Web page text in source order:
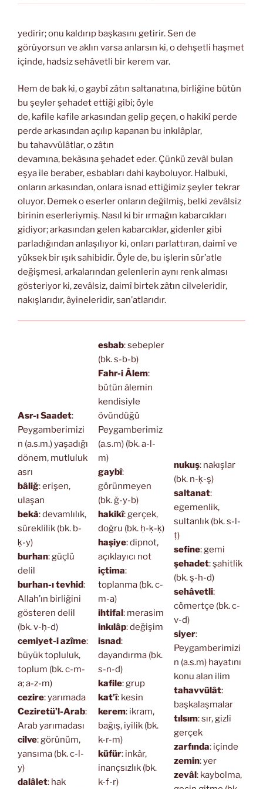
yedirir; onu kaldırıp başkasını getirir. Sen de
görüyorsun ve aklın varsa anlarsın ki, o dehşetli haşmet
içinde, hadsiz sehâvetli bir kerem var.
Hem de bak ki, o gaybî zâtın saltanatına, birliğine bütün
bu şeyler şehadet ettiği gibi; öyle
de, kafile kafile arkasından gelip geçen, o hakikî perde
perde arkasından açılıp kapanan bu inkılâplar,
bu tahavvülâtlar, o zâtın
devamına, bekàsına şehadet eder. Çünkü zevâl bulan
eşya ile beraber, esbabları dahi kayboluyor. Halbuki,
onların arkasından, onlara isnad ettiğimiz şeyler tekrar
oluyor. Demek o eserler onların değilmiş, belki zevâlsiz
birinin eserleriymiş. Nasıl ki bir ırmağın kabarcıkları
gidiyor; arkasından gelen kabarcıklar, gidenler gibi
parladığından anlaşılıyor ki, onları parlattıran, daimî ve
yüksek bir ışık sahibidir. Öyle de, bu işlerin sür’atle
değişmesi, arkalarından gelenlerin aynı renk alması
gösteriyor ki, zevâlsiz, daimî birtek zâtın cilveleridir,
nakışlarıdır, âyineleridir, san’atlarıdır.
Asr-ı Saadet:
Peygamberimizi
n (a.s.m.) yaşadığı
dönem, mutluluk
asrı
bâliğ: erişen,
ulaşan
bekà: devamlılık,
süreklilik (bk. b-
ḳ-y)
burhan: güçlü
delil
burhan-ı tevhid:
Allah’ın birliğini
gösteren delil
(bk. v-ḥ-d)
cemiyet-i azîme:
büyük topluluk,
toplum (bk. c-m-
a; a-z-m)
cezire: yarımada
Ceziretü’l-Arab:
Arab yarımadası
cilve: görünüm,
yansıma (bk. c-l-
y)
dalâlet: hak
esbab: sebepler
(bk. s-b-b)
Fahr-i Âlem:
bütün âlemin
kendisiyle
övündüğü
Peygamberimiz
(a.s.m) (bk. a-l-
m)
gaybî:
görünmeyen
(bk. ğ-y-b)
hakikî: gerçek,
doğru (bk. ḥ-ḳ-ḳ)
haşiye: dipnot,
açıklayıcı not
içtima:
toplanma (bk. c-
m-a)
ihtifal: merasim
inkılâp: değişim
isnad:
dayandırma (bk.
s-n-d)
kafile: grup
kat’î: kesin
kerem: ikram,
bağış, iyilik (bk.
k-r-m)
küfür: inkâr,
inançsızlık (bk.
k-f-r)
nukuş: nakışlar
(bk. n-ḳ-ş)
saltanat:
egemenlik,
sultanlık (bk. s-l-
ṭ)
sefine: gemi
şehadet: şahitlik
(bk. ş-h-d)
sehâvetli:
cömertçe (bk. c-
v-d)
siyer:
Peygamberimizi
n (a.s.m) hayatını
konu alan ilim
tahavvülât:
başkalaşmalar
tılsım: sır, gizli
gerçek
zarfında: içinde
zemin: yer
zevâl: kaybolma,